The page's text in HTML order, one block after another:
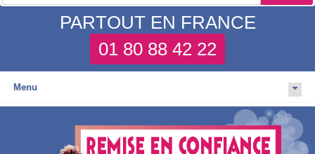
PARTOUT EN FRANCE
01 80 88 42 22
Menu